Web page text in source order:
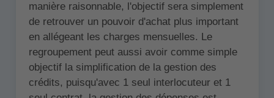
manière raisonnable, l'objectif sera simplement
de retrouver un pouvoir d'achat plus important
en allégeant les charges mensuelles. Le
regroupement peut aussi avoir comme simple
objectif la simplification de la gestion des
crédits, puisqu'avec 1 seul interlocuteur et 1